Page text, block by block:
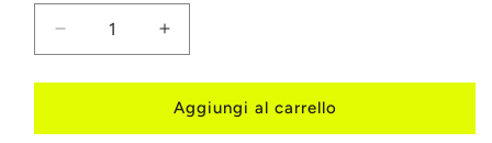
Diminuisci
quantità
per
monopattino
Aumenta
quantità
per
Batteria
monopattino
Aggiungi al carrello